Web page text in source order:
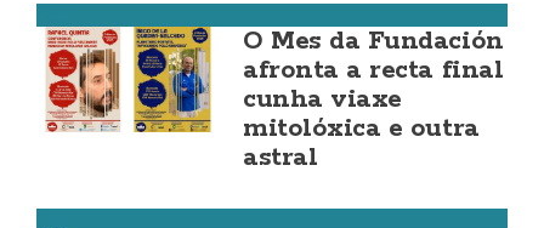
O Mes da Fundación
afronta a recta final
cunha viaxe
mitolóxica e outra
astral